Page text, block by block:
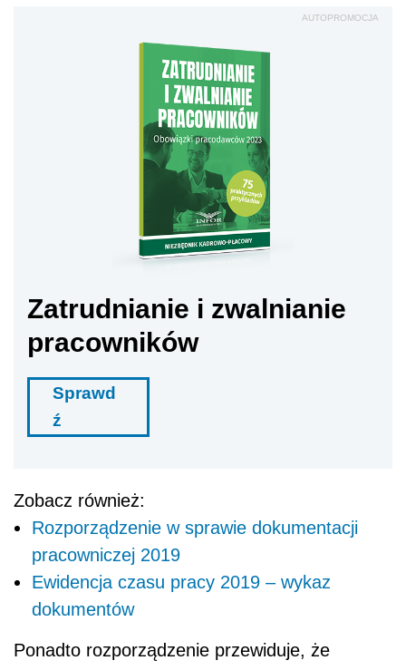
AUTOPROMOCJA
Zatrudnianie i zwalnianie
pracowników
Sprawd
ź
Zobacz również:
Rozporządzenie w sprawie dokumentacji
pracowniczej 2019
Ewidencja czasu pracy 2019 – wykaz
dokumentów
Ponadto rozporządzenie przewiduje, że